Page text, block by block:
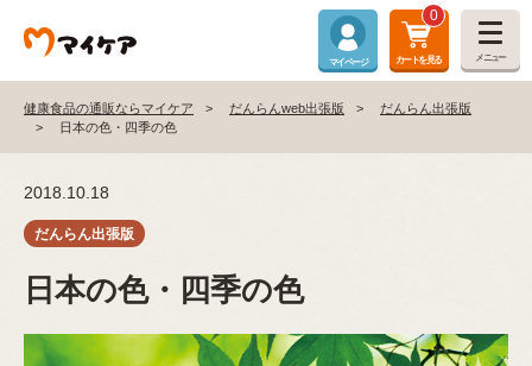
マイページ
0
カートを見る メニュー
健康食品の通販ならマイケア だんらんweb出張版
だんらん出張版
日本の色・四季の色
2018.10.18
日本の色・四季の色